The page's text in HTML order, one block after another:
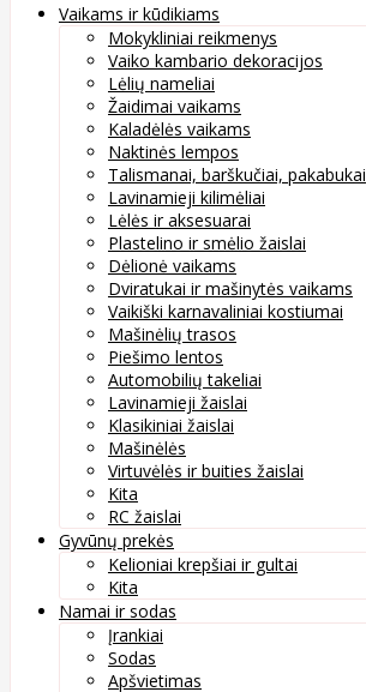
Vaikams ir kūdikiams
Mokykliniai reikmenys
Vaiko kambario dekoracijos
Lėlių nameliai
Žaidimai vaikams
Kaladėlės vaikams
Naktinės lempos
Talismanai, barškučiai, pakabukai
Lavinamieji kilimėliai
Lėlės ir aksesuarai
Plastelino ir smėlio žaislai
Dėlionė vaikams
Dviratukai ir mašinytės vaikams
Vaikiški karnavaliniai kostiumai
Mašinėlių trasos
Piešimo lentos
Automobilių takeliai
Lavinamieji žaislai
Klasikiniai žaislai
Mašinėlės
Virtuvėlės ir buities žaislai
Kita
RC žaislai
Gyvūnų prekės
Kelioniai krepšiai ir gultai
Kita
Namai ir sodas
Įrankiai
Sodas
Apšvietimas